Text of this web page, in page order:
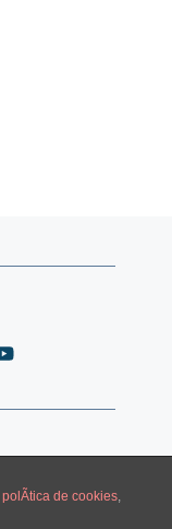
polÃ­tica de cookies,